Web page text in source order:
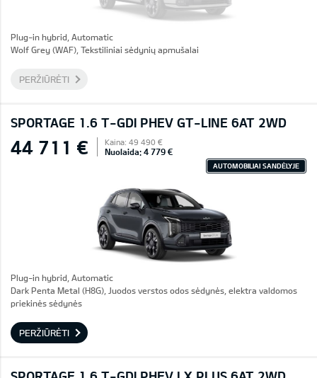
Plug-in hybrid, Automatic
Wolf Grey (WAF), Tekstiliniai sėdynių apmušalai
PERŽIŪRĖTI
SPORTAGE 1.6 T-GDI PHEV GT-LINE 6AT 2WD
44 711 € Kaina: 49 490 €
Nuolaida: 4 779 €
AUTOMOBILIAI SANDĖLYJE
Plug-in hybrid, Automatic
Dark Penta Metal (H8G), Juodos verstos odos sėdynės, elektra valdomos
priekinės sėdynės
PERŽIŪRĖTI